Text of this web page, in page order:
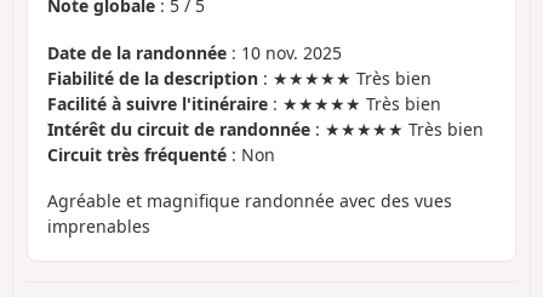
Note globale : 5 / 5
Date de la randonnée : 10 nov. 2025
Fiabilité de la description : ★★★★★ Très bien
Facilité à suivre l'itinéraire : ★★★★★ Très bien
Intérêt du circuit de randonnée : ★★★★★ Très bien
Circuit très fréquenté : Non
Agréable et magnifique randonnée avec des vues
imprenables